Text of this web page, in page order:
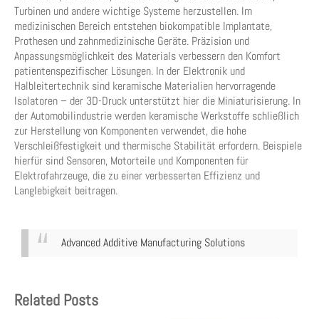
Turbinen und andere wichtige Systeme herzustellen. Im
medizinischen Bereich entstehen biokompatible Implantate,
Prothesen und zahnmedizinische Geräte. Präzision und
Anpassungsmöglichkeit des Materials verbessern den Komfort
patientenspezifischer Lösungen. In der Elektronik und
Halbleitertechnik sind keramische Materialien hervorragende
Isolatoren – der 3D-Druck unterstützt hier die Miniaturisierung. In
der Automobilindustrie werden keramische Werkstoffe schließlich
zur Herstellung von Komponenten verwendet, die hohe
Verschleißfestigkeit und thermische Stabilität erfordern. Beispiele
hierfür sind Sensoren, Motorteile und Komponenten für
Elektrofahrzeuge, die zu einer verbesserten Effizienz und
Langlebigkeit beitragen.
Advanced Additive Manufacturing Solutions
Related Posts